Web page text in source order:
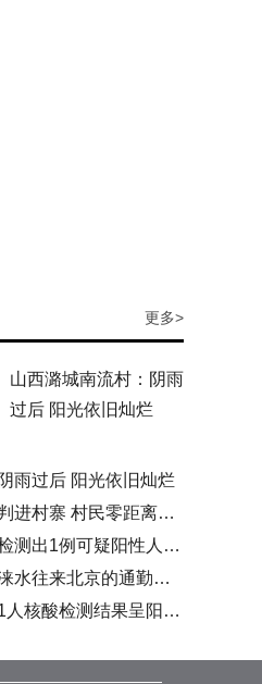
更多>
山西潞城南流村：阴雨
过后 阳光依旧灿烂
雨过后 阳光依旧灿烂
云南孟连：禁毒审判进村寨 村民零距离看庭审
内蒙古五原县核酸检测出1例可疑阳性人员 经复核呈阳性
河北保定：涿州、涞水往来北京的通勤人员需持单位证明
内蒙古伊金霍洛旗1人核酸检测结果呈阳性 为运煤司机